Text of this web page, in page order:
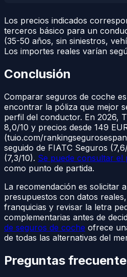
Los precios indicados
terceros básico para un
(35-50 años, sin siniestros,
Los importes reales varían
Conclusión
Comparar seguros de coche
encontrar la póliza que mejor
perfil del conductor. En 2026,
8,0/10 y precios desde 149
(tuio.com/
seguido de FIATC Seguros
(7,3/10). Se puede consultar el
como punto de partida.
La recomendación es solicitar
presupuestos con datos
franquicias y revisar la letra
complementarias antes de
de seguros de coche ofrece
de todas las alternativas del
Preguntas